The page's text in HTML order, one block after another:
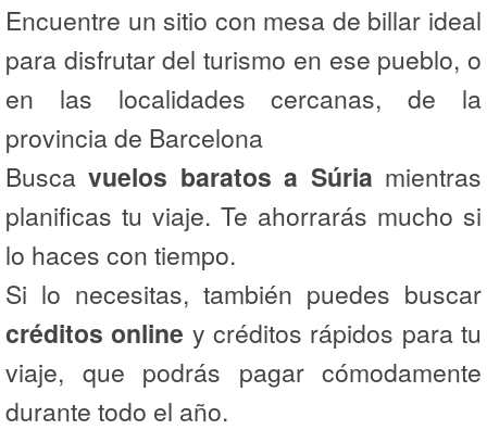
Encuentre un sitio con mesa de billar ideal
para disfrutar del turismo en ese pueblo, o
en las localidades cercanas, de la
provincia de Barcelona
Buscavuelos baratos a Súria mientras
planificas tu viaje. Te ahorrarás mucho si
lo haces con tiempo.
Si lo necesitas, también puedes buscar
créditos online y créditos rápidos para tu
viaje, que podrás pagar cómodamente
durante todo el año.